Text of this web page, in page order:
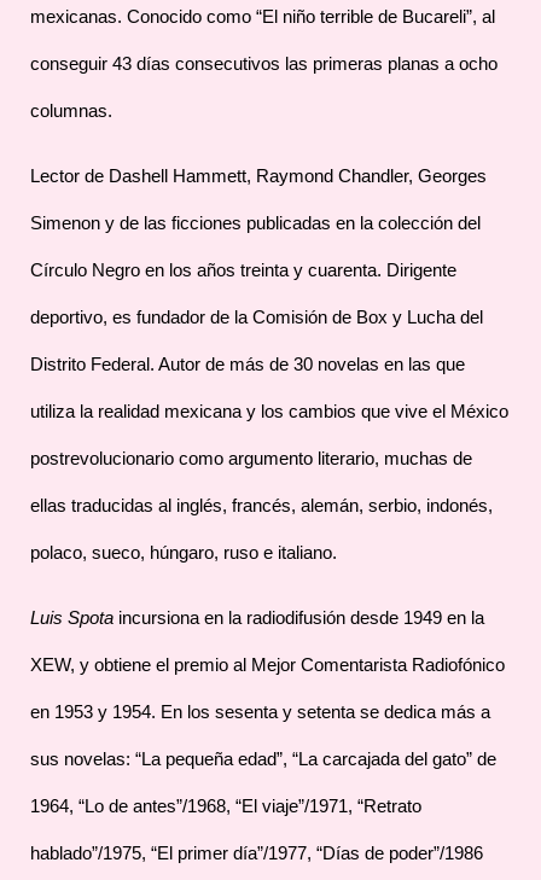
mexicanas. Conocido como “El niño terrible de Bucareli”, al
conseguir 43 días consecutivos las primeras planas a ocho
columnas.
Lector de Dashell Hammett, Raymond Chandler, Georges
Simenon y de las ficciones publicadas en la colección del
Círculo Negro en los años treinta y cuarenta. Dirigente
deportivo, es fundador de la Comisión de Box y Lucha del
Distrito Federal. Autor de más de 30 novelas en las que
utiliza la realidad mexicana y los cambios que vive el México
postrevolucionario como argumento literario, muchas de
ellas traducidas al inglés, francés, alemán, serbio, indonés,
polaco, sueco, húngaro, ruso e italiano.
Luis Spota incursiona en la radiodifusión desde 1949 en la
XEW, y obtiene el premio al Mejor Comentarista Radiofónico
en 1953 y 1954. En los sesenta y setenta se dedica más a
sus novelas: “La pequeña edad”, “La carcajada del gato” de
1964, “Lo de antes”/1968, “El viaje”/1971, “Retrato
hablado”/1975, “El primer día”/1977, “Días de poder”/1986